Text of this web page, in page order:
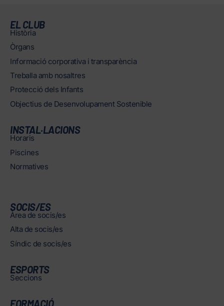
EL CLUB
Història
Òrgans
Informació corporativa i transparència
Treballa amb nosaltres
Protecció dels Infants
Objectius de Desenvolupament Sostenible
INSTAL·LACIONS
Horaris
Piscines
Normatives
SOCIS/ES
Àrea de socis/es
Alta de socis/es
Síndic de socis/es
ESPORTS
Seccions